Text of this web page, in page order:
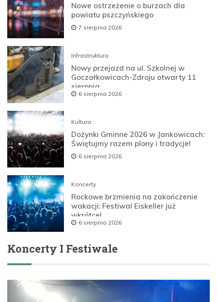
Nowe ostrzeżenie o burzach dla
powiatu pszczyńskiego
7 sierpnia 2026
Infrastruktura
Nowy przejazd na ul. Szkolnej w
Goczałkowicach-Zdroju otwarty 11
sierpnia
6 sierpnia 2026
Kultura
Dożynki Gminne 2026 w Jankowicach:
Świętujmy razem plony i tradycje!
6 sierpnia 2026
Koncerty
Rockowe brzmienia na zakończenie
wakacji: Festiwal Eiskeller już
wkrótce!
6 sierpnia 2026
Koncerty I Festiwale